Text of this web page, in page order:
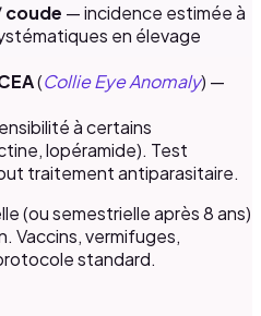
coude — incidence estimée à
en élevage
(Collie Eye Anomaly) —
à certains
lopéramide). Test
traitement antiparasitaire.
(ou semestrielle après 8 ans)
Vaccins, vermifuges,
standard.